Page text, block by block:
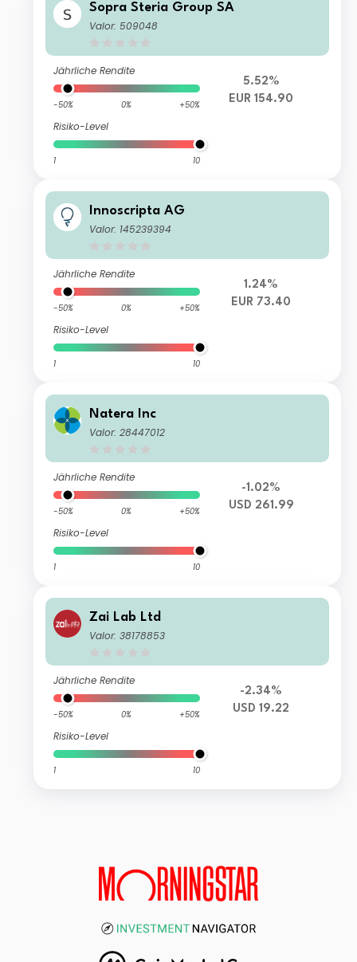
Sopra Steria Group SA
Valor: 509048
Jährliche Rendite
-50% 0% +50%
Risiko-Level
1 10
5.52%
EUR 154.90
Innoscripta AG
Valor: 145239394
Jährliche Rendite
-50% 0% +50%
Risiko-Level
1 10
1.24%
EUR 73.40
Natera Inc
Valor: 28447012
Jährliche Rendite
-50% 0% +50%
Risiko-Level
1 10
-1.02%
USD 261.99
Zai Lab Ltd
Valor: 38178853
Jährliche Rendite
-50% 0% +50%
Risiko-Level
1 10
-2.34%
USD 19.22